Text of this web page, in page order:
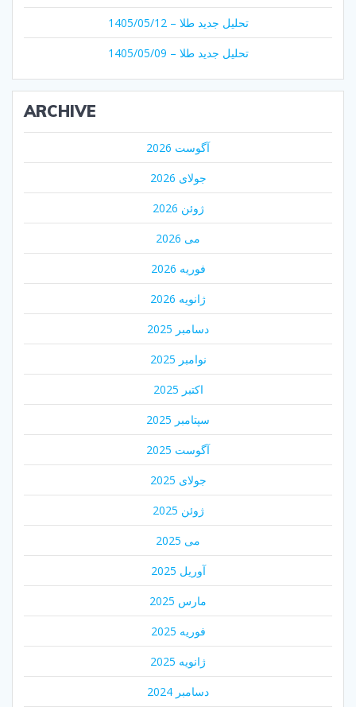
تحلیل جدید طلا – 1405/05/12
تحلیل جدید طلا – 1405/05/09
ARCHIVE
آگوست 2026
جولای 2026
ژوئن 2026
می 2026
فوریه 2026
ژانویه 2026
دسامبر 2025
نوامبر 2025
اکتبر 2025
سپتامبر 2025
آگوست 2025
جولای 2025
ژوئن 2025
می 2025
آوریل 2025
مارس 2025
فوریه 2025
ژانویه 2025
دسامبر 2024